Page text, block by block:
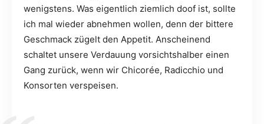
wenigstens. Was eigentlich ziemlich doof ist, sollte
ich mal wieder abnehmen wollen, denn der bittere
Geschmack zügelt den Appetit. Anscheinend
schaltet unsere Verdauung vorsichtshalber einen
Gang zurück, wenn wir Chicorée, Radicchio und
Konsorten verspeisen.